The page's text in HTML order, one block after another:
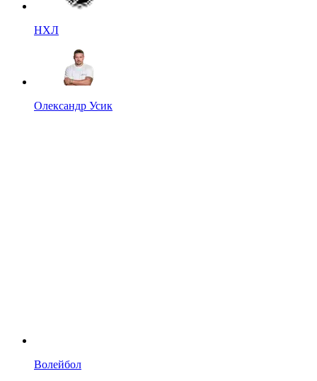
НХЛ
Олександр Усик
Волейбол